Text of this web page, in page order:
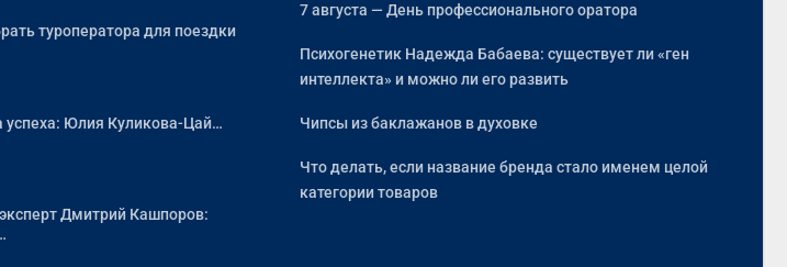
туроператора для поездки
успеха: Юлия Куликова-Цай…
Дмитрий Кашпоров:
7 августа — День профессионального оратора
Психогенетик Надежда Бабаева: существует ли «ген
интеллекта» и можно ли его развить
Чипсы из баклажанов в духовке
Что делать, если название бренда стало именем целой
категории товаров